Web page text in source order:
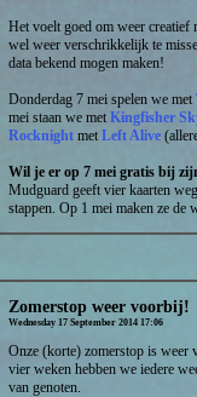
Het voelt goed om weer
wel weer verschrikkelijk te
data bekend mogen maken!
Donderdag 7 mei spelen we met
mei staan we metKingfisher
Rocknight met Left Alive
Wil je er op 7 mei gratis bij
Mudguard geeft vier kaarten
stappen. Op 1 mei maken ze de
Zomerstop weer voorbij!
Wednesday 17 September 2014 17:06
Onze (korte) zomerstop is weer
vier weken hebben we iedere
van genoten.